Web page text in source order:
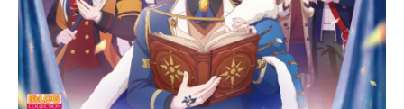
キャラクターデザイン：原由美子サ
ブキャラクター&プロップデザイン：
宮川知子総作画監督：宮川知子
高...